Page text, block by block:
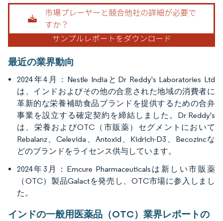
画像 © Mordor Intelligence。再利用にはCC BY 4.0の表示が必要です。
最近の業界動向
2024年4月：Nestle IndiaとDr Reddy's Laboratories Ltd
は、インドおよびその他の合意された地域の消費者に
革新的な栄養補助食品ブランドを提供するための合弁
事業を設立する確定契約を締結しました。Dr Reddy's
は、栄養およびOTC（市販薬）セグメントにおいて
Rebalanz、Celevida、Antoxid、Kidrich-D3、Becozincな
どのブランドをライセンス供与しています。
2024年3月：Emcure Pharmaceuticalsは新しい市販薬
（OTC）製品Galactを発売し、OTC市場に参入しまし
た。
インドの一般用医薬品（OTC）業界レポートの